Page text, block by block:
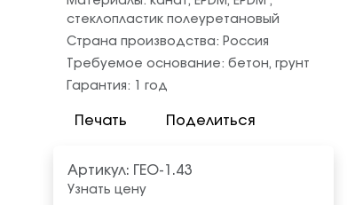
стеклопластик полеуретановый
Страна производства: Россия
Требуемое основание: бетон, грунт
Гарантия:
1 год
Печать Поделиться
Артикул: ГЕО-1.43
Узнать цену